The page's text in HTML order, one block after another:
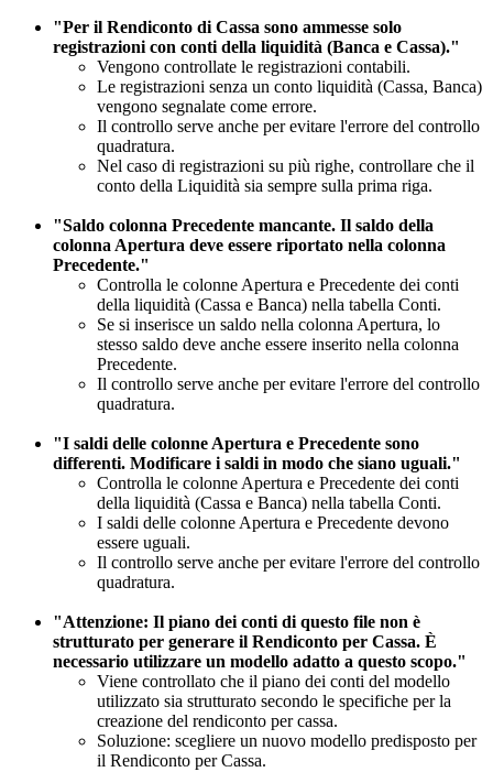
"Per il Rendiconto di Cassa sono ammesse solo
registrazioni con conti della liquidità (Banca e Cassa)."
Vengono controllate le registrazioni contabili.
Le registrazioni senza un conto liquidità (Cassa, Banca)
vengono segnalate come errore.
Il controllo serve anche per evitare l'errore del controllo
quadratura.
Nel caso di registrazioni su più righe, controllare che il
conto della Liquidità sia sempre sulla prima riga.
"Saldo colonna Precedente mancante. Il saldo della
colonna Apertura deve essere riportato nella colonna
Precedente."
Controlla le colonne Apertura e Precedente dei conti
della liquidità (Cassa e Banca) nella tabella Conti.
Se si inserisce un saldo nella colonna Apertura, lo
stesso saldo deve anche essere inserito nella colonna
Precedente.
Il controllo serve anche per evitare l'errore del controllo
quadratura.
"I saldi delle colonne Apertura e Precedente sono
differenti. Modificare i saldi in modo che siano uguali."
Controlla le colonne Apertura e Precedente dei conti
della liquidità (Cassa e Banca) nella tabella Conti.
I saldi delle colonne Apertura e Precedente devono
essere uguali.
Il controllo serve anche per evitare l'errore del controllo
quadratura.
"Attenzione: Il piano dei conti di questo file non è
strutturato per generare il Rendiconto per Cassa. È
necessario utilizzare un modello adatto a questo scopo."
Viene controllato che il piano dei conti del modello
utilizzato sia strutturato secondo le specifiche per la
creazione del rendiconto per cassa.
Soluzione: scegliere un nuovo modello predisposto per
il Rendiconto per Cassa.